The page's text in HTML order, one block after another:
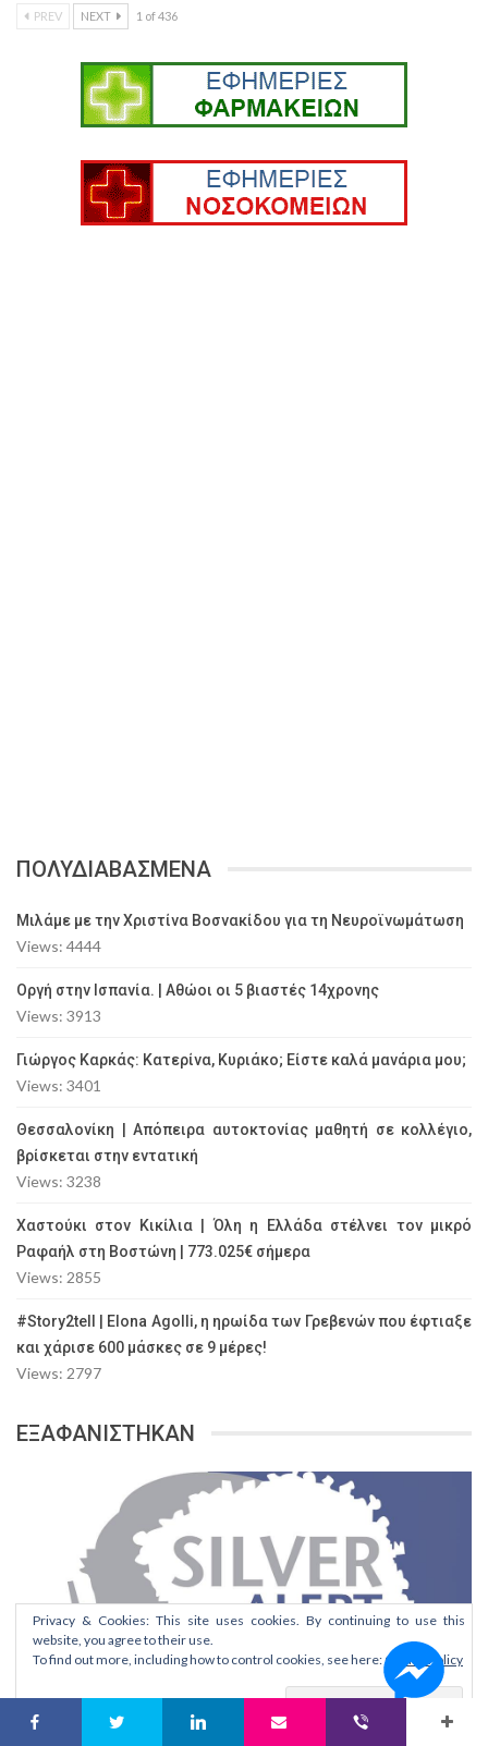
PREV NEXT 1 of 436
ΠΟΛΥΔΙΑΒΑΣΜΕΝΑ
Μιλάμε με την Χριστίνα Βοσνακίδου για τη Νευροϊνωμάτωση
Views: 4444
Οργή στην Ισπανία. | Αθώοι οι 5 βιαστές 14χρονης
Views: 3913
Γιώργος Καρκάς: Κατερίνα, Κυριάκο; Είστε καλά μανάρια μου;
Views: 3401
Θεσσαλονίκη | Απόπειρα αυτοκτονίας μαθητή σε κολλέγιο,
βρίσκεται στην εντατική
Views: 3238
Χαστούκι στον Κικίλια | Όλη η Ελλάδα στέλνει τον μικρό
Ραφαήλ στη Βοστώνη | 773.025€ σήμερα
Views: 2855
#Story2tell | Elona Agolli, η ηρωίδα των Γρεβενών που έφτιαξε
και χάρισε 600 μάσκες σε 9 μέρες!
Views: 2797
ΕΞΑΦΑΝΙΣΤΗΚΑΝ
Privacy & Cookies: This site uses cookies. By continuing to use this
website, you agree to their use.
To find out more, including how to control cookies, see here:Cookie Policy